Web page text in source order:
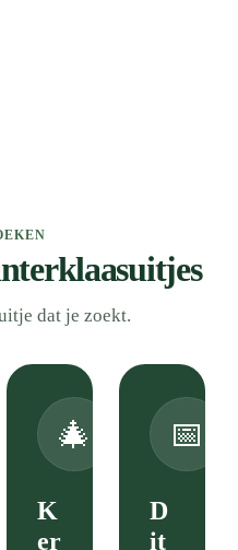
dat je zoekt.
🎄
K
er
📅
D
it